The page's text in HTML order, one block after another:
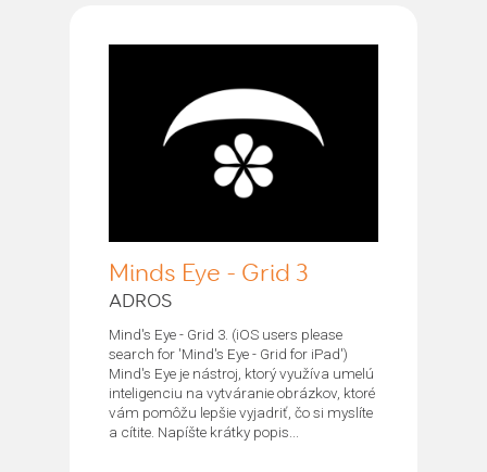
Minds Eye - Grid 3
ADROS
Mind's Eye - Grid 3. (iOS users please
search for 'Mind's Eye - Grid for iPad')
Mind's Eye je nástroj, ktorý využíva umelú
inteligenciu na vytváranie obrázkov, ktoré
vám pomôžu lepšie vyjadriť, čo si myslíte
a cítite. Napíšte krátky popis...